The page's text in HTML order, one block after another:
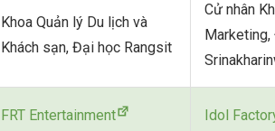
Khoa Quản lý Du lịch và
Khách sạn, Đại học Rangsit
Cử nhân
FRT Entertainment Idol